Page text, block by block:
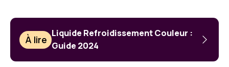
À lire
Liquide Refroidissement Couleur :
Guide 2024